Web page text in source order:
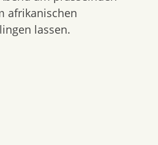
afrikanischen
lassen.